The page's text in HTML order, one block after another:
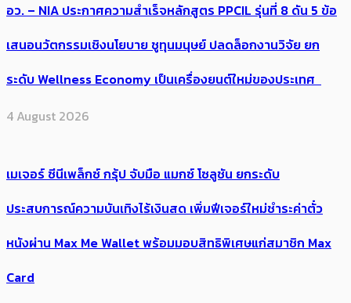
อว. – NIA ประกาศความสำเร็จหลักสูตร PPCIL รุ่นที่ 8 ดัน 5 ข้อ
เสนอนวัตกรรมเชิงนโยบาย ชูทุนมนุษย์ ปลดล็อกงานวิจัย ยก
ระดับ Wellness Economy เป็นเครื่องยนต์ใหม่ของประเทศ
4 August 2026
เมเจอร์ ซีนีเพล็กซ์ กรุ้ป จับมือ แมกซ์ โซลูชัน ยกระดับ
ประสบการณ์ความบันเทิงไร้เงินสด เพิ่มฟีเจอร์ใหม่ชำระค่าตั๋ว
หนังผ่าน Max Me Wallet พร้อมมอบสิทธิพิเศษแก่สมาชิก Max
Card